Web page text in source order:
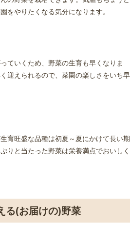
をやりたくなる気分になります。
ていくため、野菜の生育も早くなりま
迎えられるので、菜園の楽しさをいち早
育旺盛な品種は初夏～夏にかけて長い期
りと当たった野菜は栄養満点でおいしく
る(お届けの)野菜